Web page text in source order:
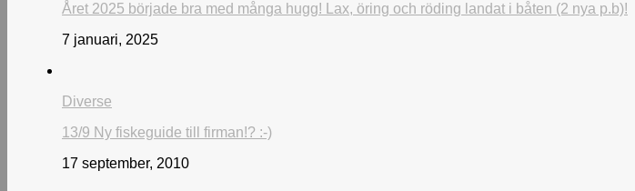
Året 2025 började bra med många hugg! Lax, öring och röding landat i båten (2 nya p.b)!
7 januari, 2025
Diverse
13/9 Ny fiskeguide till firman!? :-)
17 september, 2010